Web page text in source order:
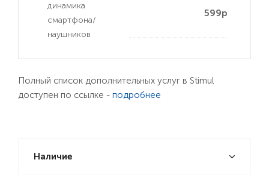
динамика
смартфона/
наушников
599р
Полный список дополнительных услуг в Stimul
доступен по ссылке - подробнее
Наличие